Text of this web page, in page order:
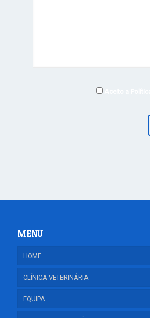
MENU
HOME
CLÍNICA VETERINÁRIA
EQUIPA